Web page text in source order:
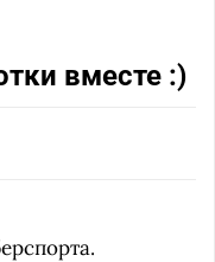
вместе :)